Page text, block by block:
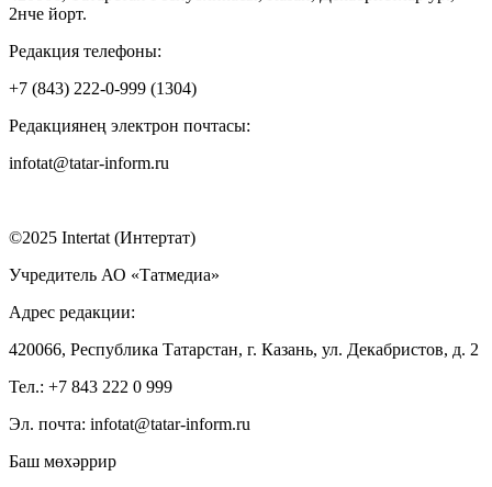
2нче йорт.
Редакция телефоны:
+7 (843) 222-0-999 (1304)
Редакциянең электрон почтасы:
infotat@tatar-inform.ru
©2025 Intertat (Интертат)
Учредитель АО «Татмедиа»
Адрес редакции:
420066, Республика Татарстан, г. Казань, ул. Декабристов, д. 2
Тел.: +7 843 222 0 999
Эл. почта: infotat@tatar-inform.ru
Баш мөхәррир